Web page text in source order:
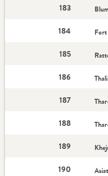
183
184
185
186 Thali
187
188
189
190